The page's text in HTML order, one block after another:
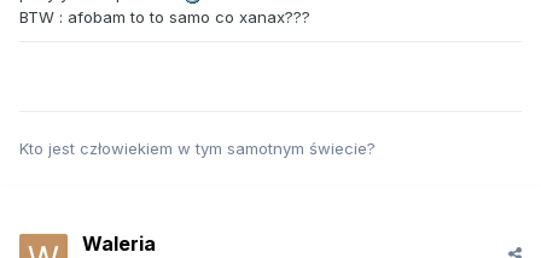
BTW : afobam to to samo co xanax???
Kto jest człowiekiem w tym samotnym świecie?
Waleria